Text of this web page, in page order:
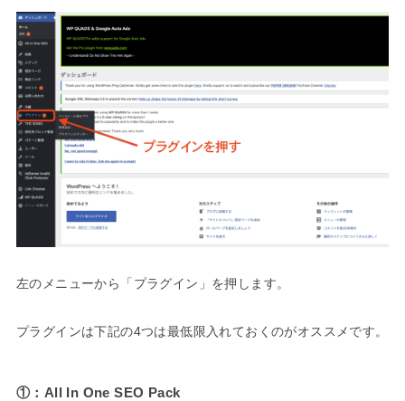
左のメニューから「プラグイン」を押します。
プラグインは下記の4つは最低限入れておくのがオススメです。
①：All In One SEO Pack